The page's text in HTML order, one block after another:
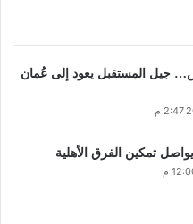
جيل المستقبل يعود إلى عُمان
تمكين الفرق الأهلية